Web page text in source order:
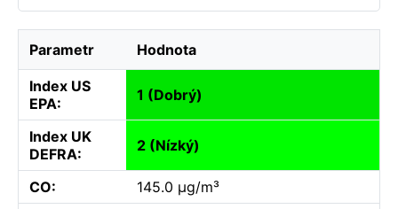
Parametr Hodnota
Index US
EPA:
1 (Dobrý)
Index UK
DEFRA:
2 (Nízký)
CO:
145.0 µg/m³